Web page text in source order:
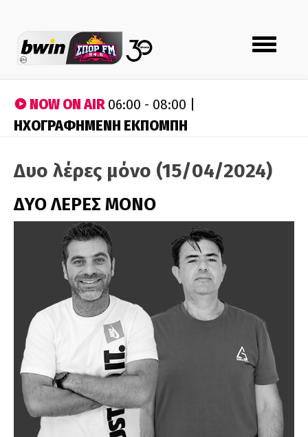
Toggle
navigation
NOW ON AIR06:00 - 08:00 |
ΗΧΟΓΡΑΦΗΜΕΝΗ ΕΚΠΟΜΠΗ
Δυο λέρες μόνο (15/04/2024)
ΔΥΟ ΛΕΡΕΣ ΜΟΝΟ